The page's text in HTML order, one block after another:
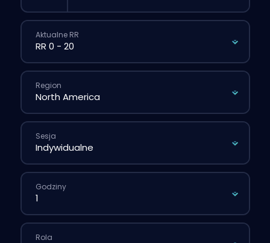
Aktualne RR
Region
Sesja
Godziny
Rola